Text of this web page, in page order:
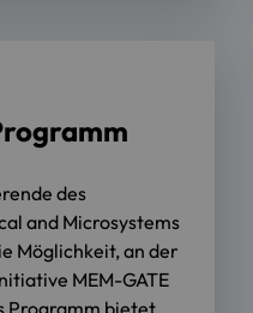
des
and Microsystems
Möglichkeit, an der
MEM-GATE
Programm bietet